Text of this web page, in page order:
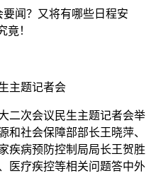
闻？又将有哪些日程安
竟！
主题记者会
次会议民生主题记者会举
和社会保障部部长王晓萍、
疾病预防控制局局长王贺胜
医疗疾控等相关问题答中外